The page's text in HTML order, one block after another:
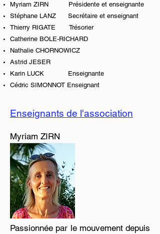
Myriam ZIRN Présidente et enseignante
Stéphane LANZ Secrétaire et enseignant
Thierry RIGATE Trésorier
Catherine BOLE-RICHARD
Nathalie CHORNOWICZ
Astrid JESER
Karin LUCK Enseignante
Cédric SIMONNOT Enseignant
Enseignants de l'association
Myriam ZIRN
Passionnée par le mouvement depuis